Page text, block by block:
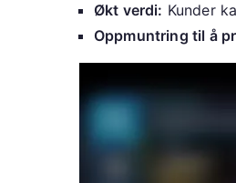
Økt verdi: Kunder
Oppmuntring til å